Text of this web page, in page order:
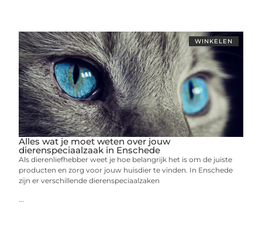
WINKELEN
Alles wat je moet weten over jouw
dierenspeciaalzaak in Enschede
Als dierenliefhebber weet je hoe belangrijk het is om de juiste
producten en zorg voor jouw huisdier te vinden. In Enschede
zijn er verschillende dierenspeciaalzaken
...